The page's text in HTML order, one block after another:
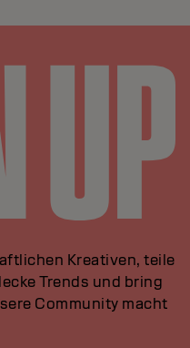
Kreativen, teile
Trends und bring
Community macht